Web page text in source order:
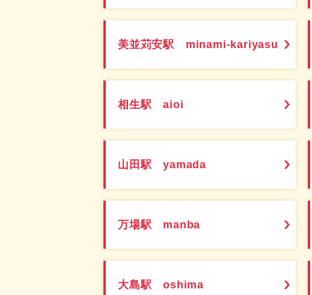
美並苅安駅 minami-kariyasu
相生駅 aioi
山田駅 yamada
万場駅 manba
大島駅 oshima